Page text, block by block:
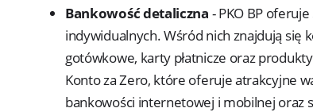
Bankowość detaliczna - PKO BP
indywidualnych. Wśród nich znajdują się
gotówkowe, karty płatnicze oraz
Konto za Zero, które oferuje atrakcyjne
bankowości internetowej i mobilnej oraz